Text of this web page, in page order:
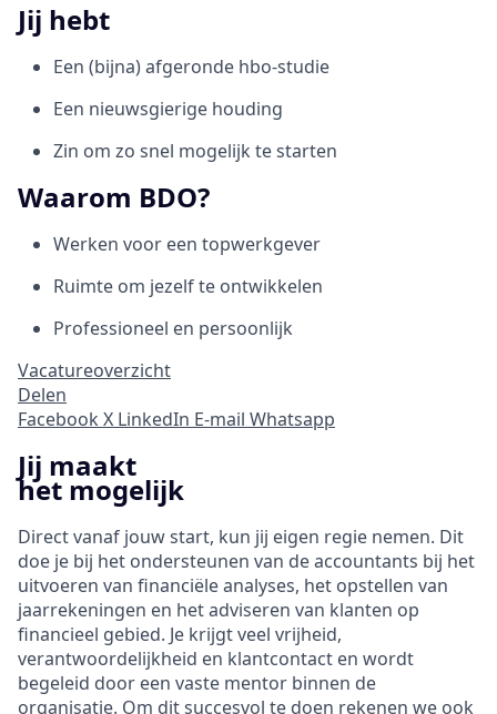
Jij hebt
Een (bijna) afgeronde hbo-studie
Een nieuwsgierige houding
Zin om zo snel mogelijk te starten
Waarom BDO?
Werken voor een topwerkgever
Ruimte om jezelf te ontwikkelen
Professioneel en persoonlijk
Vacatureoverzicht
Delen
Facebook X LinkedIn E-mail Whatsapp
Jij maakt
het mogelijk
Direct vanaf jouw start, kun jij eigen regie nemen. Dit
doe je bij het ondersteunen van de accountants bij het
uitvoeren van financiële analyses, het opstellen van
jaarrekeningen en het adviseren van klanten op
financieel gebied. Je krijgt veel vrijheid,
verantwoordelijkheid en klantcontact en wordt
begeleid door een vaste mentor binnen de
organisatie. Om dit succesvol te doen rekenen we ook